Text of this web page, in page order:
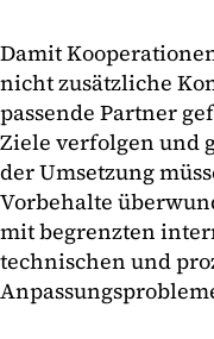
Damit
nicht zusätzliche
passende Partner
Ziele verfolgen und
der Umsetzung
Vorbehalte
mit begrenzten
technischen und